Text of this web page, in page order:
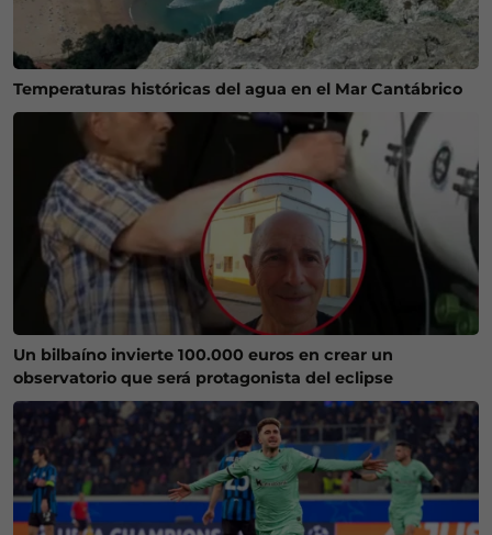
Temperaturas históricas del agua en el Mar Cantábrico
Un bilbaíno invierte 100.000 euros en crear un
observatorio que será protagonista del eclipse